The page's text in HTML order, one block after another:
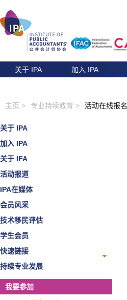
关于 IPA 加入 IPA
主页 > 专业持续教育 > 活动在线报名
关于 IPA
加入 IPA
关于 IFA
活动报道
IPA在媒体
会员风采
技术移民评估
学生会员
快速链接
持续专业发展
我要参加